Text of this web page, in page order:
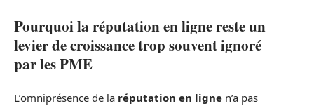
Pourquoi la réputation en ligne reste un
levier de croissance trop souvent ignoré
par les PME
L’omniprésence de la réputation en ligne n’a pas